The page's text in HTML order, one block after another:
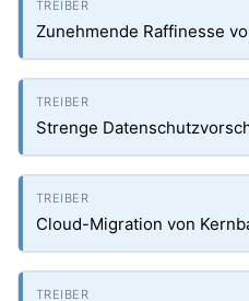
Zunehmende Raffinesse
Strenge
Cloud-Migration von